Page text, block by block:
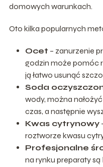
domowych warunkach.
Oto kilka popularnych
Ocet – zanurzenie
godzin może pomóc
ją łatwo usunąć
Soda
wody, można
czas, a następnie
Kwas cytrynowy
roztworze kwasu
Profesjonalne
na rynku preparaty